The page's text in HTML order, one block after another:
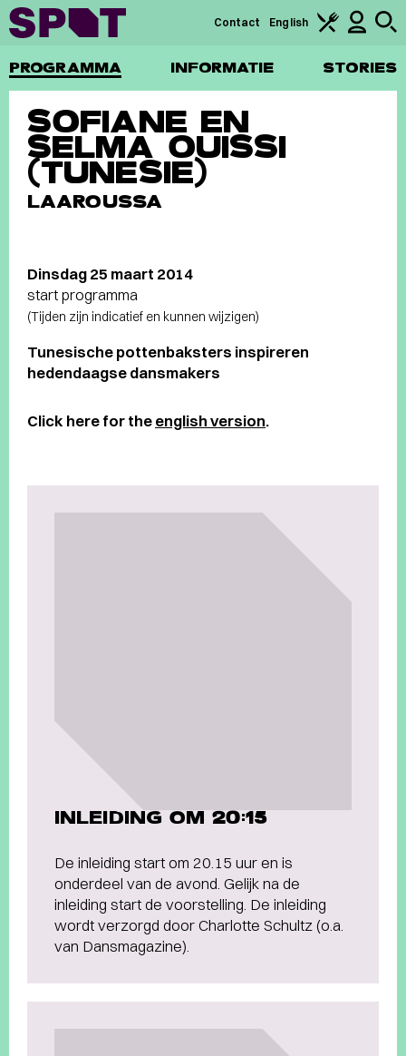
PROGRAMMA INFORMATIE STORIES
Contact English
SOFIANE EN
SELMA OUISSI
(TUNESIE)
LAAROUSSA
Dinsdag 25 maart 2014
start programma
(Tijden zijn indicatief en kunnen wijzigen)
Tunesische pottenbaksters inspireren
hedendaagse dansmakers
Click here fortheenglish version.
INLEIDING OM 20:15
De inleiding start om 20.15 uur en is
onderdeel van de avond. Gelijk na de
inleiding start de voorstelling. De inleiding
wordt verzorgd door Charlotte Schultz (o.a.
van Dansmagazine).